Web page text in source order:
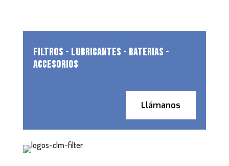
FILTROS - LUBRICANTES - BATERIAS -
ACCESORIOS
Llámanos